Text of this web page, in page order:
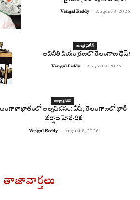
Vengal Reddy - August 8, 2026
ఆంధ్ర ప్రదేశ్
అవినీతి నియంత్రణలో తెలంగాణ భేష్!
Vengal Reddy - August 8, 2026
ఆంధ్ర ప్రదేశ్
బంగాళాఖాతంలో అల్పపీడనం: ఏపీ, తెలంగాణలో భారీ
వర్షాల హెచ్చరిక
Vengal Reddy - August 8, 2026
తాజావార్తలు